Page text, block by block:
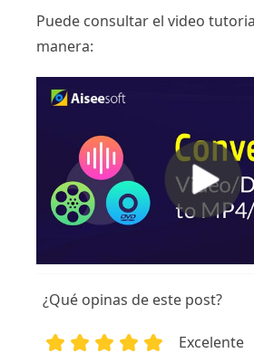
Puede consultar el video
manera:
¿Qué opinas de este post?
Excelente